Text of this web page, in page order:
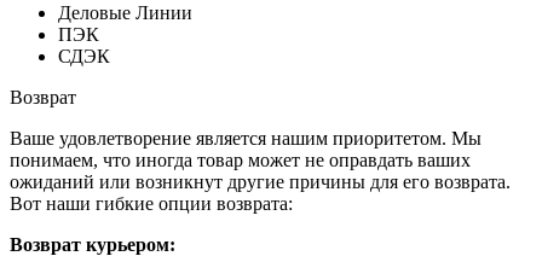
Деловые Линии
ПЭК
СДЭК
Возврат
Ваше удовлетворение является нашим приоритетом. Мы
понимаем, что иногда товар может не оправдать ваших
ожиданий или возникнут другие причины для его возврата.
Вот наши гибкие опции возврата:
Возврат курьером: